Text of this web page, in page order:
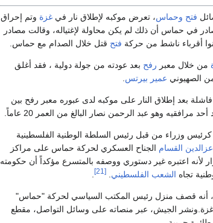
فتح وحماس، تعرض موكبه لإطلاق نار في غزة وتم إحراق
في حماس أن ذلك لم يكن محاولة لإغتياله، وقالت مصادر
أقرباء ناشط من حركة فتح قتل خلال الصدام مع حماس.
من خلال معبر رفح بعد عودته من جولة دولية ، فقد أغلق
الصهيوني عمير بيرتس
فاشلة بعد إطلاق النار على موكبه لدى عبوره معبر رفح بين
وهو عبد الرحمن نصار البالغ من العمر 20 عاماً.
وزراء من قبل رئيس السلطة الوطنية الفلسطينية
القسام الجناح العسكري لحركة حماس على مراكز
لأنه اعتبره غير دستوري ووصفه بالمتسرع مؤكداً أن حكومته
تجاه الشعب الفلسطيني [21]
أنه قصف منزل رئيس المكتب السياسي لحركة "حماس"
الجيش، عبر منصاته على وسائل التواصل، مقطع